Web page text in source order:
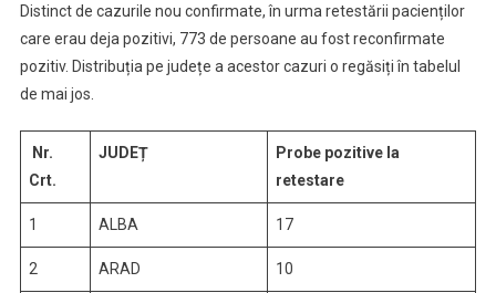
Distinct de cazurile nou confirmate, în urma retestării pacienților
care erau deja pozitivi, 773 de persoane au fost reconfirmate
pozitiv. Distribuția pe județe a acestor cazuri o regăsiți în tabelul
de mai jos.
Nr.
Crt.
JUDEȚ
Probe pozitive la
retestare
1 ALBA 17
2 ARAD 10